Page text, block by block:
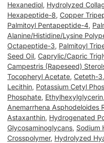
Hexanediol, Hydrolyzed
Hexapeptide-8, Copper
Palmitoyl Pentapeptide-4,
Alanine/Histidine/Lysine
Octapeptide-3, Palmitoyl
Seed Oil, Caprylic/Capric
Campestris (Rapeseed)
Tocopheryl Acetate, Ceteth-3,
Lecithin, Potassium Cetyl
Phosphate, Ethylhexylglycerin
Anemarrhena Asphodeloides
Astaxanthin, Hydrogenated
Glycosaminoglycans, Sodium
Crosspolymer, Hydrolyzed